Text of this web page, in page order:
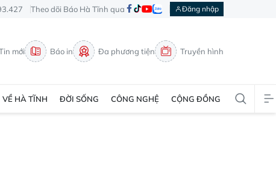
Theo dõi Báo Hà Tĩnh qua Đăng nhập
mới Báo in Đa phương tiện Truyền hình
VỀ HÀ TĨNH ĐỜI SỐNG CÔNG NGHỆ CỘNG ĐỒNG